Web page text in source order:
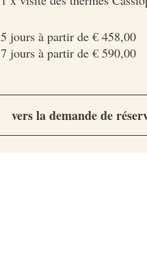
5 jours à partir de € 458,00
7 jours à partir de € 590,00
vers la demande de